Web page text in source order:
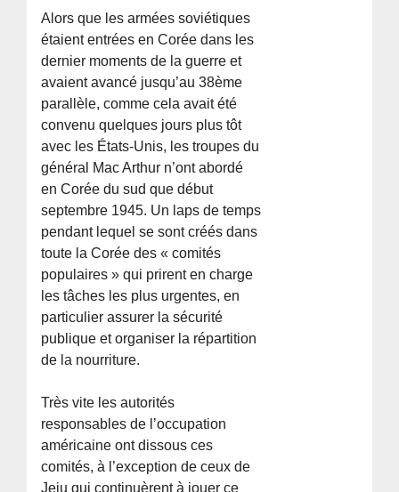
Alors que les armées soviétiques
étaient entrées en Corée dans les
dernier moments de la guerre et
avaient avancé jusqu’au 38ème
parallèle, comme cela avait été
convenu quelques jours plus tôt
avec les États-Unis, les troupes du
général Mac Arthur n’ont abordé
en Corée du sud que début
septembre 1945. Un laps de temps
pendant lequel se sont créés dans
toute la Corée des « comités
populaires » qui prirent en charge
les tâches les plus urgentes, en
particulier assurer la sécurité
publique et organiser la répartition
de la nourriture.
Très vite les autorités
responsables de l’occupation
américaine ont dissous ces
comités, à l’exception de ceux de
Jeju qui continuèrent à jouer ce